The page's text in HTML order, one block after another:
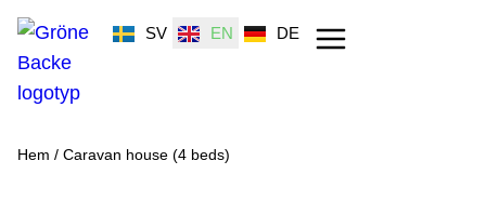
SV EN DE
Hem / Caravan house (4 beds)